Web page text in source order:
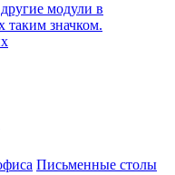
модули в
таким значком.
Письменные столы